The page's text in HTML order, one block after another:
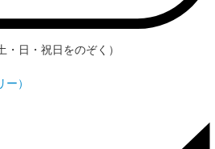
日・祝日をのぞく）
）